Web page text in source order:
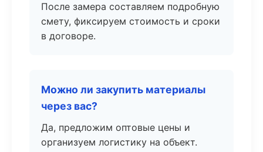
После замера составляем подробную
смету, фиксируем стоимость и сроки
в договоре.
Можно ли закупить материалы
через вас?
Да, предложим оптовые цены и
организуем логистику на объект.